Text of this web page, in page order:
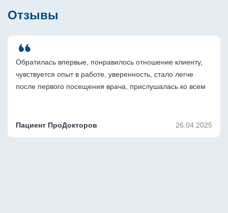
Отзывы
Обратилась впервые, понравилось отношение клиенту,
чувствуется опыт в работе, уверенность, стало легче
после первого посещения врача, прислушалась ко всем
рентген пазух. Спасибо.
Пациент ПроДокторов 26.04.2025